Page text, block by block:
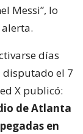
Messi”, lo
días
disputado el 7
X publicó:
de Atlanta
en